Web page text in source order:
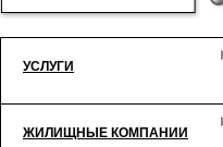
УСЛУГИ
ЖИЛИЩНЫЕ КОМПАНИИ